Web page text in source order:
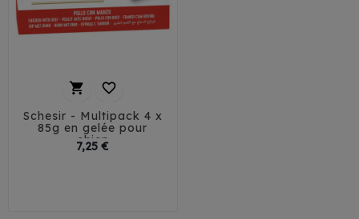
 
Schesir - Multipack 4 x
85g en gelée pour
chien
7,25 €